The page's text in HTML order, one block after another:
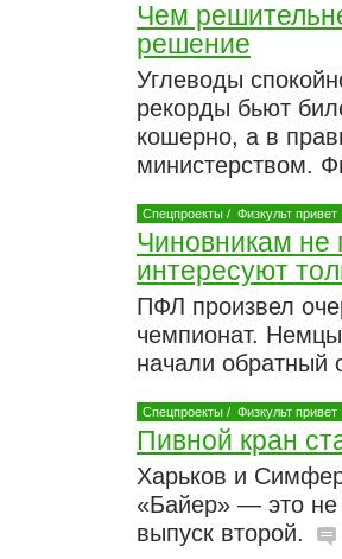
Чем
решение
Углеводы
рекорды бьют
кошерно, а в
министерством.
Спецпроекты / Физкульт привет
Чиновникам не
интересуют
ПФЛ произвел
чемпионат.
начали обратный
Спецпроекты / Физкульт привет
Пивной кран
Харьков и
«Байер» — это не
выпуск второй.